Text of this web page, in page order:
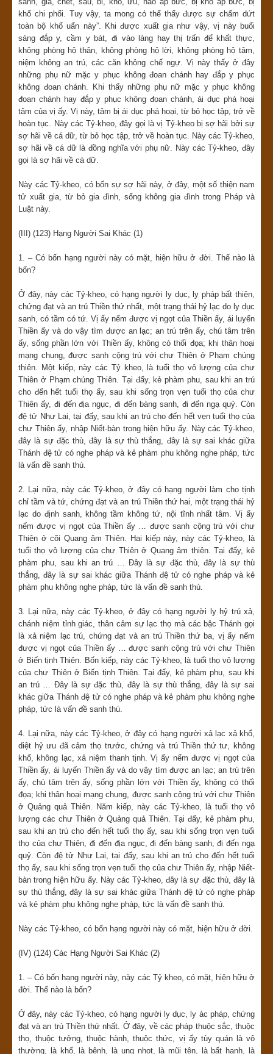
khổ chi phối. Tuy vậy, ta mong có thể thấy được sự chấm dứt
toàn bộ khổ uẩn này”. Khi được xuất gia như vậy, vị này buổi
sáng đắp y, cầm y bát, đi vào làng hay thị trấn để khất thực,
không phòng hộ thân, không phòng hộ lời, không phòng hộ tâm,
niệm không an trú, các căn không chế ngự. Vị này thấy ở đây
những phụ nữ mặc y phục không đoan chánh hay đắp y phục
không đoan chánh. Khi thấy những phụ nữ mặc y phục không
đoan chánh hay đắp y phục không đoan chánh, ái dục phá hoại
tâm của vị ấy. Vị này, tâm bị ái dục phá hoại, từ bỏ học tập, trở về
hoàn tục. Này các Tỷ-kheo, đây gọi là vị Tỷ-kheo bị sợ hãi bởi sự
sợ hãi về cá dữ, từ bỏ học tập, trở về hoàn tục. Này các Tỷ-kheo,
sợ hãi về cá dữ là đồng nghĩa với phụ nữ. Này các Tỷ-kheo, đây
gọi là sợ hãi về cá dữ.
Này các Tỷ-kheo, có bốn sự sợ hãi này, ở đây, một số thiện nam
tử xuất gia, từ bỏ gia đình, sống không gia đình trong Pháp và
Luật này.
(III) (123) Hạng Người Sai Khác (1)
1. – Có bốn hạng người này có mặt, hiện hữu ở đời. Thế nào là
bốn?
Ở đây, này các Tỷ-kheo, có hạng người ly dục, ly pháp bất thiện,
chứng đạt và an trú Thiền thứ nhất, một trạng thái hỷ lạc do ly dục
sanh, có tầm có tứ. Vị ấy nếm được vị ngọt của Thiền ấy, ái luyến
Thiền ấy và do vậy tìm được an lạc; an trú trên ấy, chú tâm trên
ấy, sống phần lớn với Thiền ấy, không có thối đọa; khi thân hoại
mạng chung, được sanh cộng trú với chư Thiên ở Phạm chúng
thiên. Một kiếp, này các Tỷ kheo, là tuổi thọ vô lượng của chư
Thiên ở Phạm chúng Thiên. Tại đấy, kẻ phàm phu, sau khi an trú
cho đến hết tuổi thọ ấy, sau khi sống trọn vẹn tuổi thọ của chư
Thiên ấy, đi đến địa ngục, đi đến bàng sanh, đi đến ngạ quỷ. Còn
đệ tử Như Lai, tại đấy, sau khi an trú cho đến hết vẹn tuổi thọ của
chư Thiên ấy, nhập Niết-bàn trong hiện hữu ấy. Này các Tỷ-kheo,
đây là sự đặc thù, đây là sự thù thắng, đây là sự sai khác giữa
Thánh đệ tử có nghe pháp và kẻ phàm phu không nghe pháp, tức
là vấn đề sanh thú.
2. Lại nữa, này các Tỷ-kheo, ở đây có hạng người làm cho tịnh
chỉ tầm và tứ, chứng đạt và an trú Thiền thứ hai, một trạng thái hỷ
lạc do định sanh, không tầm không tứ, nội tĩnh nhất tâm. Vị ấy
nếm được vị ngọt của Thiền ấy … được sanh cộng trú với chư
Thiên ở cõi Quang âm Thiên. Hai kiếp này, này các Tỷ-kheo, là
tuổi thọ vô lượng của chư Thiên ở Quang âm thiên. Tại đấy, kẻ
phàm phu, sau khi an trú … Đây là sự đặc thù, đây là sự thù
thắng, đây là sự sai khác giữa Thánh đệ tử có nghe pháp và kẻ
phàm phu không nghe pháp, tức là vấn đề sanh thú.
3. Lại nữa, này các Tỷ-kheo, ở đây có hạng người ly hỷ trú xả,
chánh niệm tỉnh giác, thân cảm sự lạc thọ mà các bậc Thánh gọi
là xả niệm lạc trú, chứng đạt và an trú Thiền thứ ba, vị ấy nếm
được vị ngọt của Thiền ấy … được sanh cộng trú với chư Thiên
ở Biến tịnh Thiên. Bốn kiếp, này các Tỷ-kheo, là tuổi thọ vô lượng
của chư Thiên ở Biến tịnh Thiên. Tại đấy, kẻ phàm phu, sau khi
an trú … Đây là sự đặc thù, đây là sự thù thắng, đây là sự sai
khác giữa Thánh đệ tử có nghe pháp và kẻ phàm phu không nghe
pháp, tức là vấn đề sanh thú.
4. Lại nữa, này các Tỷ-kheo, ở đây có hạng người xả lạc xả khổ,
diệt hỷ ưu đã cảm thọ trước, chứng và trú Thiền thứ tư, không
khổ, không lạc, xả niệm thanh tịnh. Vị ấy nếm được vị ngọt của
Thiền ấy, ái luyến Thiền ấy và do vậy tìm được an lạc; an trú trên
ấy, chú tâm trên ấy, sống phần lớn với Thiền ấy, không có thối
đọa; khi thân hoại mạng chung, được sanh cộng trú với chư Thiên
ở Quảng quả Thiên. Năm kiếp, này các Tỷ-kheo, là tuổi thọ vô
lượng các chư Thiên ở Quảng quả Thiên. Tại đấy, kẻ phàm phu,
sau khi an trú cho đến hết tuổi thọ ấy, sau khi sống trọn vẹn tuổi
thọ của chư Thiên, đi đến địa ngục, đi đến bàng sanh, đi đến ngạ
quỷ. Còn đệ tử Như Lai, tại đấy, sau khi an trú cho đến hết tuổi
thọ ấy, sau khi sống trọn vẹn tuổi thọ của chư Thiên ấy, nhập Niết-
bàn trong hiện hữu ấy. Này các Tỷ-kheo, đây là sự đặc thù, đây là
sự thù thắng, đây là sự sai khác giữa Thánh đệ tử có nghe pháp
và kẻ phàm phu không nghe pháp, tức là vấn đề sanh thú.
Này các Tỷ-kheo, có bốn hạng người này có mặt, hiện hữu ở đời.
(IV) (124) Các Hạng Người Sai Khác (2)
1. – Có bốn hạng người này, này các Tỷ kheo, có mặt, hiện hữu ở
đời. Thế nào là bốn?
Ở đây, này các Tỷ-kheo, có hạng người ly dục, ly ác pháp, chứng
đạt và an trú Thiền thứ nhất. Ở đây, về các pháp thuộc sắc, thuộc
thọ, thuộc tưởng, thuộc hành, thuộc thức, vị ấy tùy quán là vô
thường, là khổ, là bệnh, là ung nhọt, là mũi tên, là bất hạnh, là